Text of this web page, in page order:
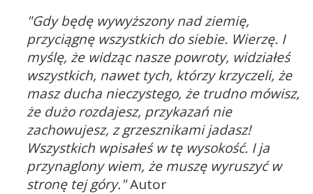
"Gdy będę wywyższony nad ziemię,
przyciągnę wszystkich do siebie. Wierzę. I
myślę, że widząc nasze powroty, widziałeś
wszystkich, nawet tych, którzy krzyczeli, że
masz ducha nieczystego, że trudno mówisz,
że dużo rozdajesz, przykazań nie
zachowujesz, z grzesznikami jadasz!
Wszystkich wpisałeś w tę wysokość. I ja
przynaglony wiem, że muszę wyruszyć w
stronę tej góry."Autor